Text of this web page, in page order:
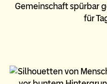
Gemeinschaft spürbar
für